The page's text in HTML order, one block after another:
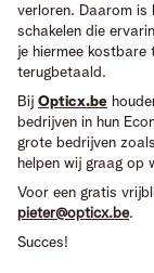
verloren. Daarom is
schakelen die
je hiermee kostbare
terugbetaald.
Bij Opticx.be
bedrijven in hun
grote bedrijven
helpen wij graag op
Voor een gratis
pieter@opticx.be.
Succes!